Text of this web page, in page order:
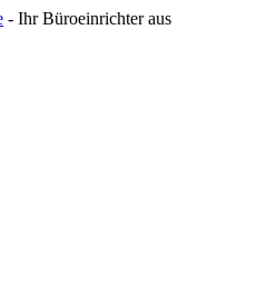
- Ihr Büroeinrichter aus